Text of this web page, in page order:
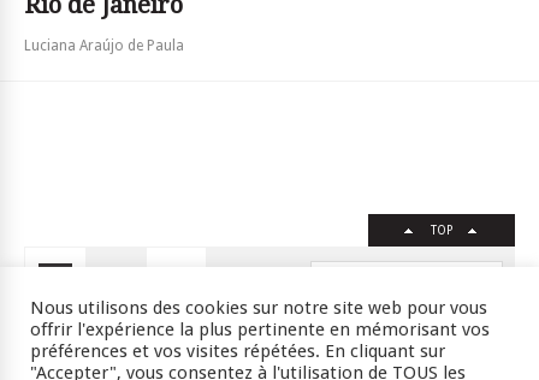
Luciana Araújo de Paula
TOP
Crédits RSS Plan du site
Nous utilisons des cookies sur notre site web pour vous
offrir l'expérience la plus pertinente en mémorisant vos
préférences et vos visites répétées. En cliquant sur
"Accepter", vous consentez à l'utilisation de TOUS les